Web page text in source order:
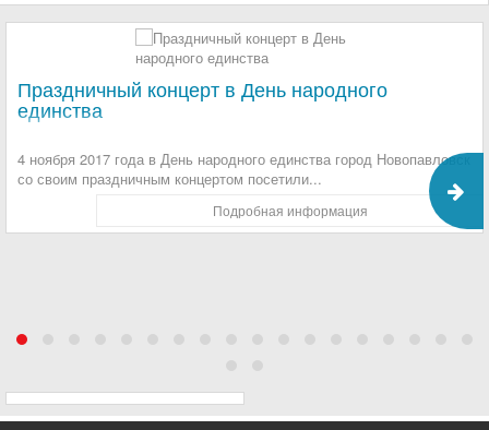
Праздничный концерт в День народного
единства
4 ноября 2017 года в День народного единства город Новопавловск
со своим праздничным концертом посетили...
Подробная информация